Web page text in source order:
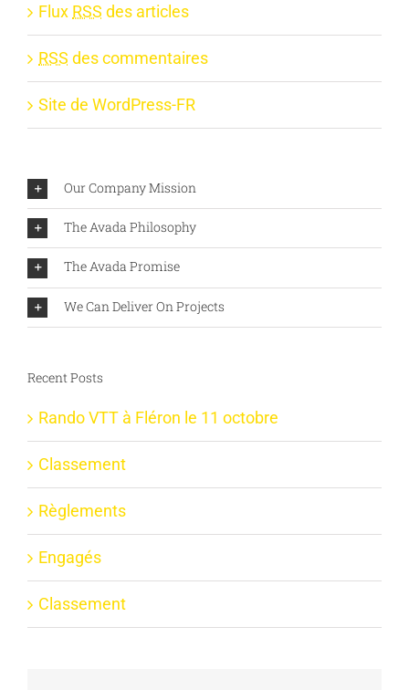
Flux RSS des articles
RSS des commentaires
Site de WordPress-FR
Our Company Mission
The Avada Philosophy
The Avada Promise
We Can Deliver On Projects
Recent Posts
Rando VTT à Fléron le 11 octobre
Classement
Règlements
Engagés
Classement